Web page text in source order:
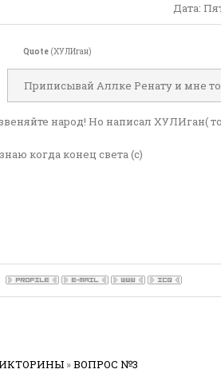
Дата:
Quote (ХУЛИган)
Приписывай Аллке Ренату и мне
народ! Но написал ХУЛИган(
когда конец света (с)
»ВОПРОС №3